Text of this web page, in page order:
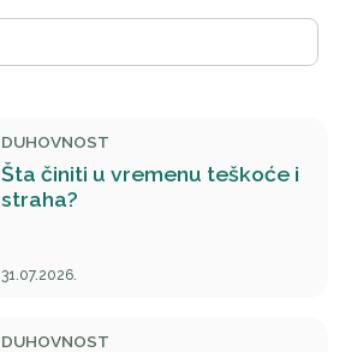
DUHOVNOST
Šta činiti u vremenu teškoće i
straha?
31.07.2026.
DUHOVNOST